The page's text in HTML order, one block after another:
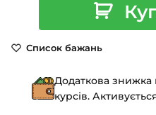
своїми
проєкту
Список бажань
Додаткова знижка
курсів.